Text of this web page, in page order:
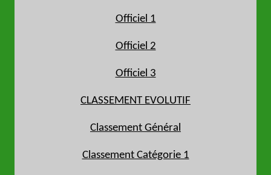
Officiel 1
Officiel 2
Officiel 3
CLASSEMENT EVOLUTIF
Classement Général
Classement Catégorie 1